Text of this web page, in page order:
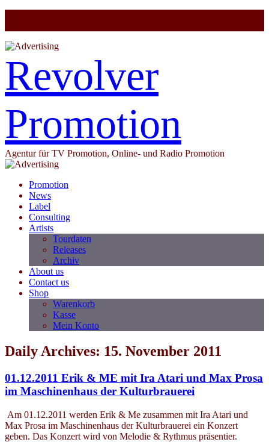
Revolver
Promotion
Agentur für TV Promotion, Online- und Radio Promotion
Promotion
News
Label
Consulting
Artists
Tourdaten
Releases
Archiv
About us
Contact us
Shop
Warenkorb
Kasse
Mein Konto
Daily Archives: 15. November 2011
01.12.2011 Erik & ME mit Ira Atari und Max Prosa
im Maschinenhaus der Kulturbrauerei
Am 01.12.2011 werden Erik & Me zusammen mit Ira Atari und
Max Prosa im Maschinenhaus der Kulturbrauerei ein Konzert
geben. Das Konzert wird von Melodie & Rythmus präsentier.